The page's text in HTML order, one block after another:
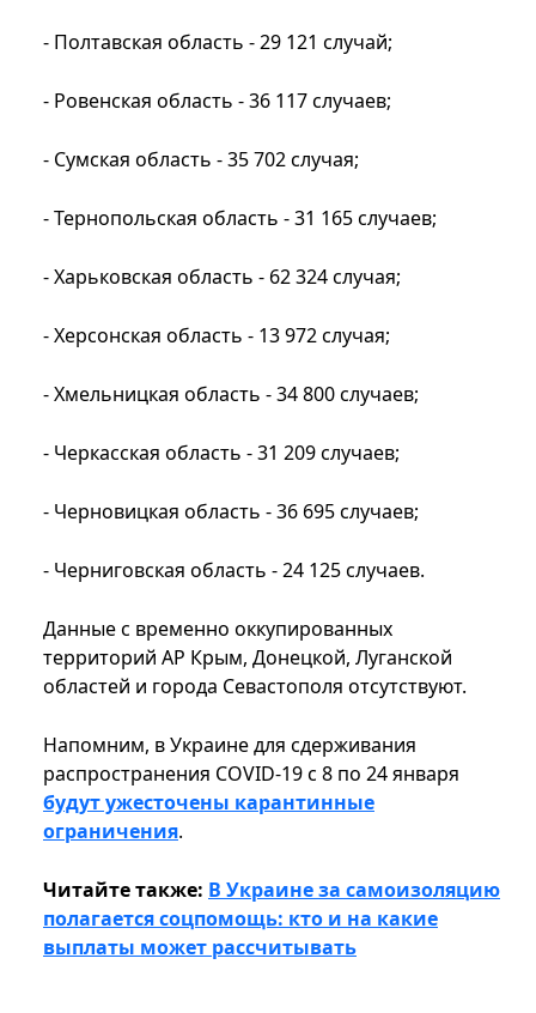
- Полтавская область - 29 121 случай;
- Ровенская область - 36 117 случаев;
- Сумская область - 35 702 случая;
- Тернопольская область - 31 165 случаев;
- Харьковская область - 62 324 случая;
- Херсонская область - 13 972 случая;
- Хмельницкая область - 34 800 случаев;
- Черкасская область - 31 209 случаев;
- Черновицкая область - 36 695 случаев;
- Черниговская область - 24 125 ​​​​​​​​​​​​​​​​​​​​​случаев.
Данные с временно оккупированных
территорий АР Крым, Донецкой, Луганской
областей и города Севастополя отсутствуют.
Напомним, в Украине для сдерживания
распространения COVID-19 с 8 по 24 января
будут ужесточены карантинные
ограничения.
Читайте также: В Украине за самоизоляцию
полагается соцпомощь: кто и на какие
выплаты может рассчитывать